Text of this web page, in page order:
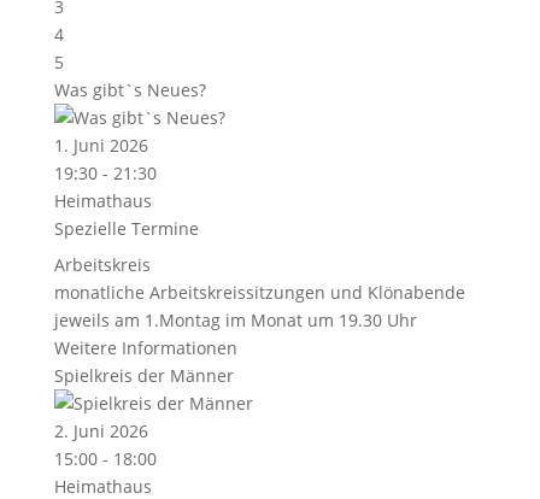
3
4
5
Was gibt`s Neues?
1. Juni 2026
19:30 - 21:30
Heimathaus
Spezielle Termine
Arbeitskreis
monatliche Arbeitskreissitzungen und Klönabende
jeweils am 1.Montag im Monat um 19.30 Uhr
Weitere Informationen
Spielkreis der Männer
2. Juni 2026
15:00 - 18:00
Heimathaus